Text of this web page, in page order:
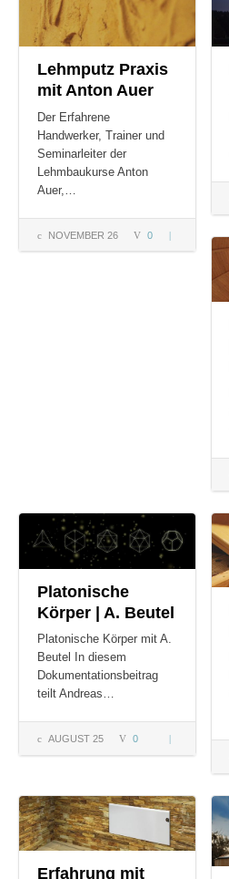
Lehmputz Praxis
mit Anton Auer
Der Erfahrene
Handwerker, Trainer und
Seminarleiter der
Lehmbaukurse Anton
Auer,…
NOVEMBER 26 0
Lehmputz
Praxis mit
Platonische
Körper | A. Beutel
Platonische Körper mit A.
Beutel In diesem
Dokumentationsbeitrag
teilt Andreas…
AUGUST 25 0
Platonische
Körper | A.
Erfahrung mit